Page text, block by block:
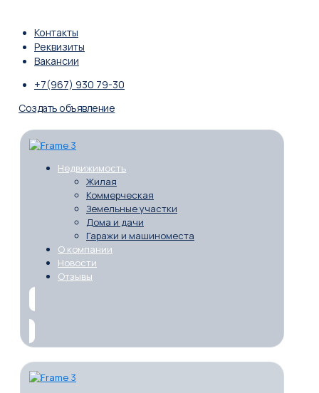
Контакты
Реквизиты
Вакансии
+7(967) 930 79-30
Создать объявление
Недвижимость
Жилая
Коммерческая
Земельные участки
Дома и дачи
Гаражи и машиноместа
О компании
Новости
Отзывы